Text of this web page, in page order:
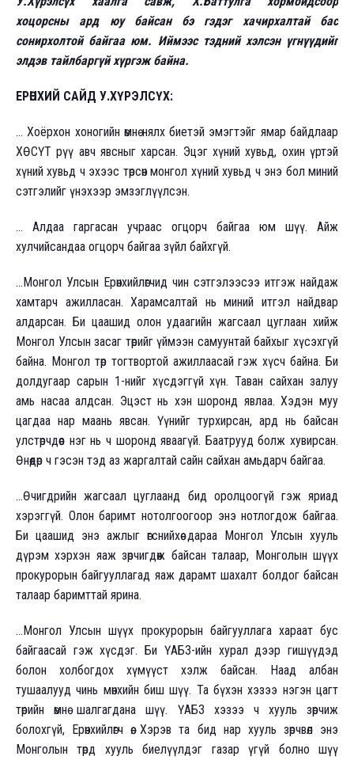
хоцорсны ард юу байсан бэ гэдэг хачирхалтай бас
сонирхолтой байгаа юм. Иймээс тэдний хэлсэн үгнүүдийг
элдэв тайлбаргүй хүргэж байна.
ЕРӨНХИЙ САЙД У.ХҮРЭЛСҮХ:
... Хоёрхон хоногийн өмнө нялх биетэй эмэгтэйг ямар байдлаар
ХӨСҮТ рүү авч явсныг харсан. Эцэг хүний хувьд, охин үртэй
хүний хувьд ч эхээс төрсөн монгол хүний хувьд ч энэ бол миний
сэтгэлийг үнэхээр эмзэглүүлсэн.
... Алдаа гаргасан учраас огцорч байгаа юм шүү. Айж
хулчийсандаа огцорч байгаа зүйл байхгүй.
...Монгол Улсын Ерөнхийлөгчид чин сэтгэлээсээ итгэж найдаж
хамтарч ажилласан. Харамсалтай нь миний итгэл найдвар
алдарсан. Би цаашид олон удаагийн жагсаал цуглаан хийж
Монгол Улсын засаг төрийг үймээн самуунтай байхыг хүсэхгүй
байна. Монгол төр тогтвортой ажиллаасай гэж хүсч байна. Би
долдугаар сарын 1-нийг хүсдэггүй хүн. Таван сайхан залуу
амь насаа алдсан. Эцэст нь хэн шоронд явлаа. Хэдэн муу
цагдаа нар маань явсан. Үүнийг турхирсан, ард нь байсан
улстөрчдөөс нэг нь ч шоронд яваагүй. Баатрууд болж хувирсан.
Өнөөдөр ч гэсэн тэд аз жаргалтай сайн сайхан амьдарч байгаа.
...Өчигдрийн жагсаал цуглаанд бид оролцоогүй гэж яриад
хэрэггүй. Олон баримт нотолгоогоор энэ нотлогдож байгаа.
Би цаашид энэ ажлыг өгснийхөө дараа Монгол Улсын хууль
дүрэм хэрхэн яаж зөрчигдөж байсан талаар, Монголын шүүх
прокурорын байгууллагад яаж дарамт шахалт болдог байсан
талаар баримттай ярина.
...Монгол Улсын шүүх прокурорын байгууллага хараат бус
байгаасай гэж хүсдэг. Би ҮАБЗ-ийн хурал дээр гишүүдэд
болон холбогдох хүмүүст хэлж байсан. Наад албан
тушаалууд чинь мөнхийн биш шүү. Та бүхэн хэзээ нэгэн цагт
төрийн өмнө шалгагдана шүү. ҮАБЗ хэзээ ч хууль зөрчиж
болохгүй, Ерөнхийлөгч өө. Хэрэв та бид нар хууль зөрчвөл энэ
Монголын төрд хууль биелүүлдэг газар үгүй болно шүү